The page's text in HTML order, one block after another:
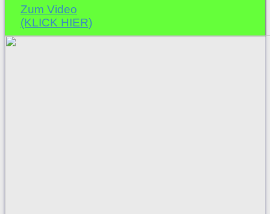
Zum Video
(KLICK HIER)